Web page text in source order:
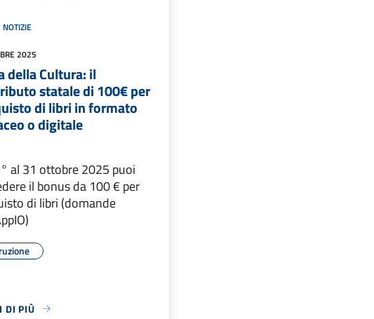
NOTIZIE
2025
della Cultura: il
statale di 100€ per
di libri in formato
o digitale
al 31 ottobre 2025 puoi
il bonus da 100 € per
di libri (domande
DI PIÙ